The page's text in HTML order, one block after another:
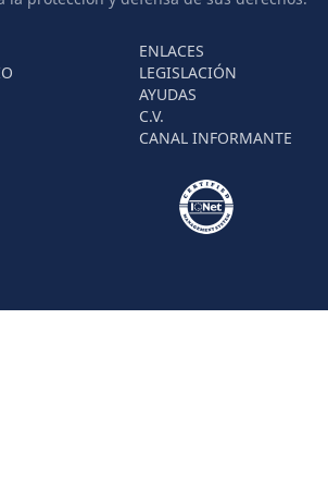
ENLACES
LEGISLACIÓN
AYUDAS
C.V.
CANAL INFORMANTE